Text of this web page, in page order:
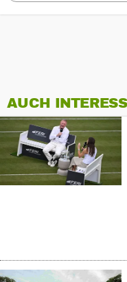
AUCH